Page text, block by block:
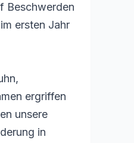
Beschwerden
ersten Jahr
ergriffen
unsere
in